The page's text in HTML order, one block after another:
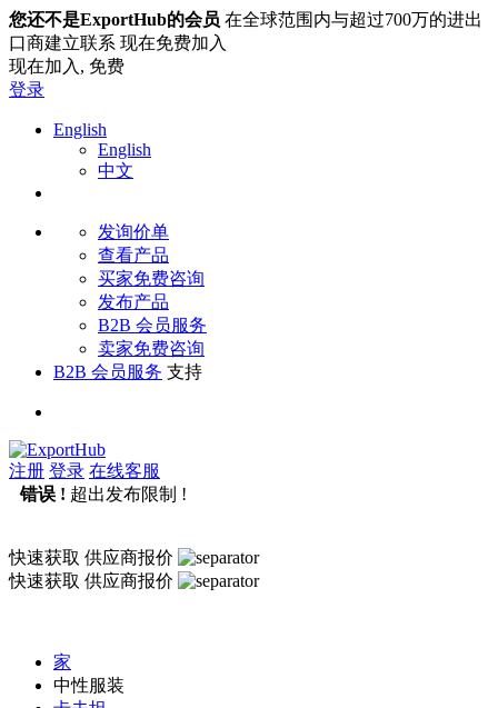
您还不是ExportHub的会员 在全球范围内与超过700万的进出
口商建立联系 现在免费加入
现在加入, 免费
登录
English
English
中文
发询价单
查看产品
买家免费咨询
发布产品
B2B 会员服务
卖家免费咨询
B2B 会员服务 支持
注册 登录 在线客服
错误 ! 超出发布限制 !
快速获取 供应商报价
快速获取 供应商报价
家
中性服装